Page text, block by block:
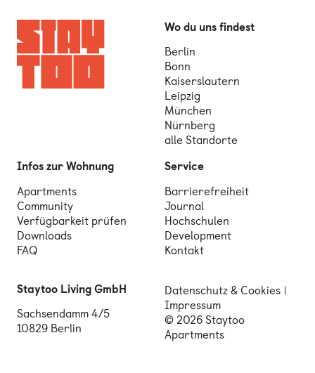
Wo du uns findest
Berlin
Bonn
Kaiserslautern
Leipzig
München
Nürnberg
alle Standorte
Infos zur Wohnung
Apartments
Community
Verfügbarkeit prüfen
Downloads
FAQ
Service
Barrierefreiheit
Journal
Hochschulen
Development
Kontakt
Staytoo Living GmbH
Sachsendamm 4/5
10829 Berlin
Datenschutz & Cookies
Impressum
© 2026 Staytoo
Apartments